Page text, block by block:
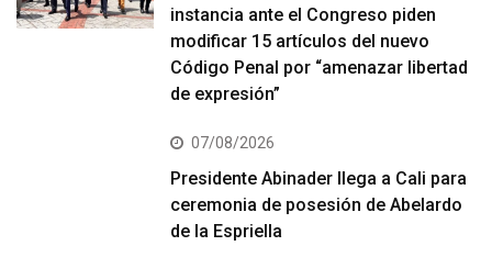
instancia ante el Congreso piden
modificar 15 artículos del nuevo
Código Penal por “amenazar libertad
de expresión”
07/08/2026
Presidente Abinader llega a Cali para
ceremonia de posesión de Abelardo
de la Espriella